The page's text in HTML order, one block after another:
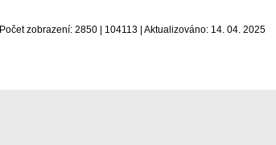
Počet zobrazení: 2850 | 104113 | Aktualizováno: 14. 04. 2025